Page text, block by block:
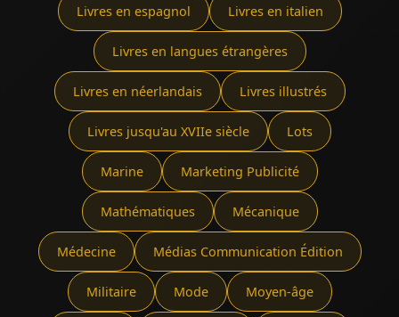
Livres en espagnol Livres en italien
Livres en langues étrangères
Livres en néerlandais Livres illustrés
Livres jusqu'au XVIIe siècle Lots
Marine Marketing Publicité
Mathématiques Mécanique
Médecine Médias Communication Édition
Militaire Mode Moyen-âge